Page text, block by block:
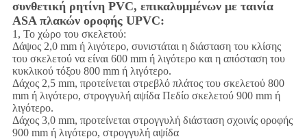
συνθετική ρητίνη PVC, επικαλυμμένων με ταινία
ASA πλακών οροφής UPVC:
1, Το χώρο του σκελετού:
Δάψος 2,0 mm ή λιγότερο, συνιστάται η διάσταση του κλίσης
του σκελετού να είναι 600 mm ή λιγότερο και η απόσταση του
κυκλικού τόξου 800 mm ή λιγότερο.
Δάχος 2,5 mm, προτείνεται στρεβλό πλάτος του σκελετού 800
mm ή λιγότερο, στρογγυλή αψίδα Πεδίο σκελετού 900 mm ή
λιγότερο.
Δάχος 3,0 mm, προτείνεται στρογγυλή διάσταση σχοινίς οροφής
900 mm ή λιγότερο, στρογγυλή αψίδα